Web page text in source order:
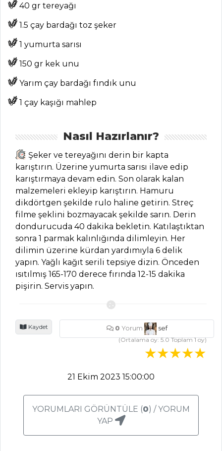
Medya
Aktüel
Chefs
Haber
ŞEFİN TARİFLERİ
MENÜLER
Tüm
Kategoriler
Hamsili Yufka
Hindistan Cevizli
Kurabiye Tarifi,
Nasıl Yapılır?
Böreği Tarifi, Nasıl
40 gr tereyağı
1.5 çay bardağı toz şeker
1 yumurta sarısı
150 gr kek unu
Yarım çay bardağı fındık unu
1 çay kaşığı mahlep
Nasıl Hazırlanır?
Şeker ve tereyağını derin bir kapta
karıştırın. Üzerine yumurta sarısı ilave edip
karıştırmaya devam edin. Son olarak kalan
malzemeleri ekleyip karıştırın. Hamuru
dikdörtgen şekilde rulo haline getirin. Streç
filme şeklini bozmayacak şekilde sarın. Derin
dondurucuda 40 dakika bekletin. Katılaştıktan
sonra 1 parmak kalınlığında dilimleyin. Her
dilimin üzerine kürdan yardımıyla 6 delik
yapın. Yağlı kağıt serili tepsiye dizin. Önceden
ısıtılmış 165-170 derece fırında 12-15 dakika
pişirin. Servis yapın.
Kaydet 0 Yorum
sef
(Ortalama oy:5.0Toplam1oy)
21 Ekim 2023 15:00:00
YORUMLARI GÖRÜNTÜLE (0) / YORUM
YAP